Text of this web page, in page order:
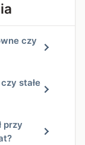
czy
stałe
przy